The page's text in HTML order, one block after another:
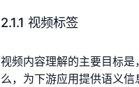
2.1.1 视频标签
视频内容理解的主要目标
么，为下游应用提供语义